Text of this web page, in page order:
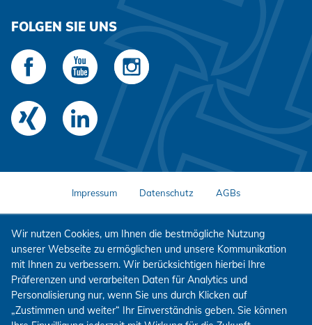
FOLGEN SIE UNS
Impressum Datenschutz AGBs
Wir nutzen Cookies, um Ihnen die bestmögliche Nutzung
unserer Webseite zu ermöglichen und unsere Kommunikation
mit Ihnen zu verbessern. Wir berücksichtigen hierbei Ihre
Präferenzen und verarbeiten Daten für Analytics und
Personalisierung nur, wenn Sie uns durch Klicken auf
„Zustimmen und weiter“ Ihr Einverständnis geben. Sie können